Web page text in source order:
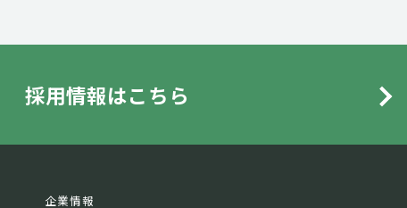
採用情報はこちら
企業情報